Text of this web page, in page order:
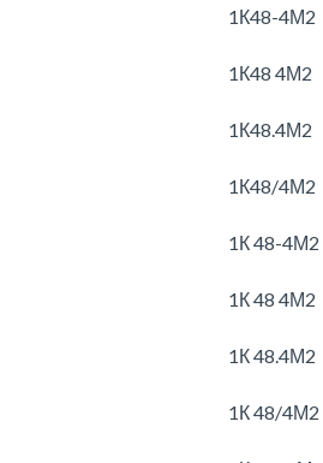
1К48-4М2
1К48 4М2
1К48.4М2
1К48/4М2
1К 48-4М2
1К 48 4М2
1К 48.4М2
1К 48/4М2